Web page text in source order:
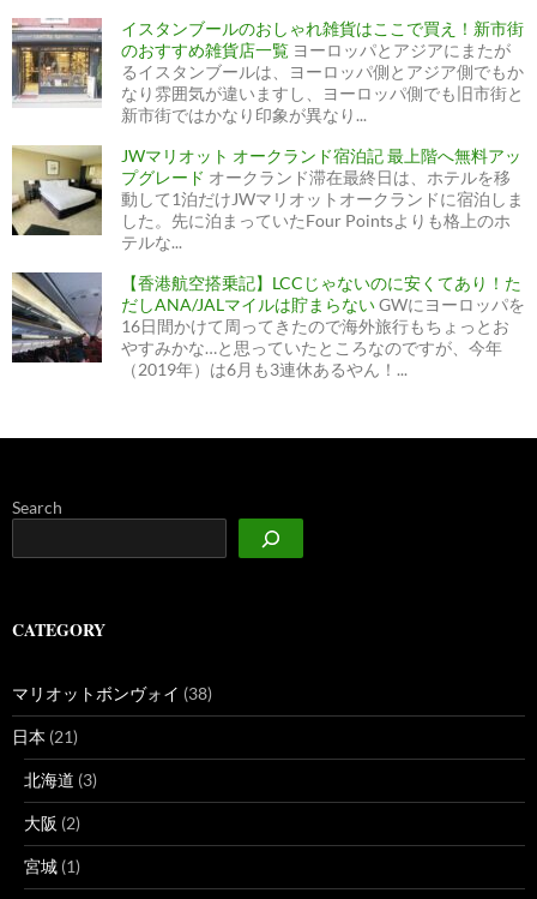
イスタンブールのおしゃれ雑貨はここで買え！新市街
のおすすめ雑貨店一覧 ヨーロッパとアジアにまたが
るイスタンブールは、ヨーロッパ側とアジア側でもか
なり雰囲気が違いますし、ヨーロッパ側でも旧市街と
新市街ではかなり印象が異なり...
JWマリオット オークランド宿泊記 最上階へ無料アッ
プグレード オークランド滞在最終日は、ホテルを移
動して1泊だけJWマリオットオークランドに宿泊しま
した。先に泊まっていたFour Pointsよりも格上のホ
テルな...
【香港航空搭乗記】LCCじゃないのに安くてあり！た
だしANA/JALマイルは貯まらないGWにヨーロッパを
16日間かけて周ってきたので海外旅行もちょっとお
やすみかな…と思っていたところなのですが、今年
（2019年）は6月も3連休あるやん！...
Search
CATEGORY
マリオットボンヴォイ (38)
日本 (21)
北海道 (3)
大阪 (2)
宮城 (1)